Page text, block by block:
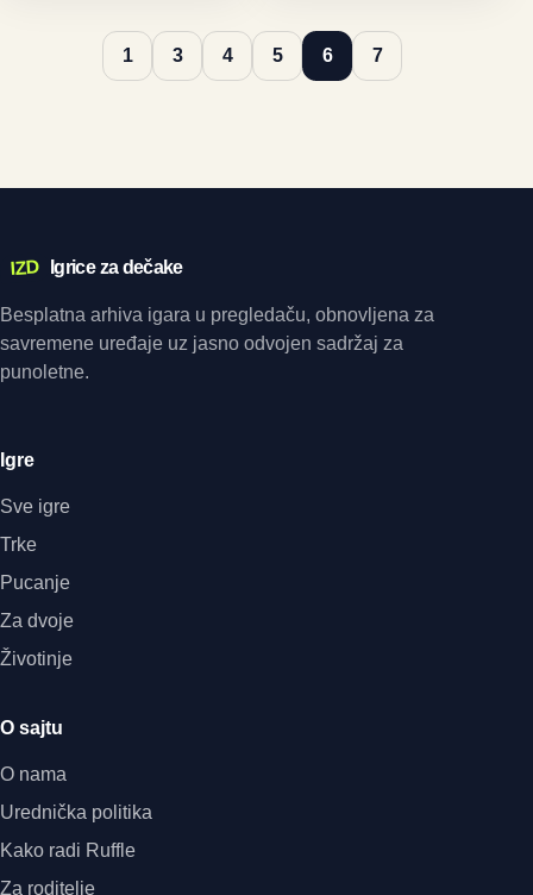
1 3 4 5 6 7
IZD Igrice za dečake
Besplatna arhiva igara u pregledaču, obnovljena za
savremene uređaje uz jasno odvojen sadržaj za
punoletne.
Igre
Sve igre
Trke
Pucanje
Za dvoje
Životinje
O sajtu
O nama
Urednička politika
Kako radi Ruffle
Za roditelje